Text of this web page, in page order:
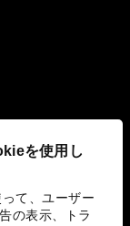
を使用し
て、ユーザー
の表示、トラ